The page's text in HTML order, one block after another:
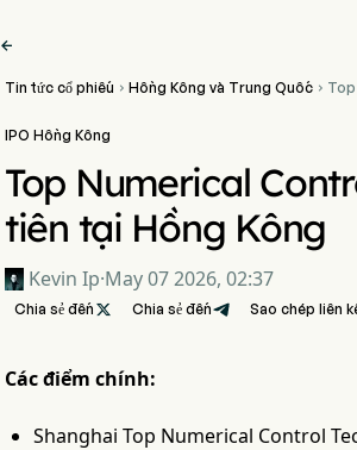

Tin tức cổ phiếu  Hồng Kông và Trung Quốc 
IPO Hồng Kông
Top Numerical
tiên tại Hồng Kông
Kevin Ip·May 07 2026, 02:37
Chia sẻ đến  Chia sẻ đến Sao chép liên
Các điểm chính:
Shanghai Top Numerical Control